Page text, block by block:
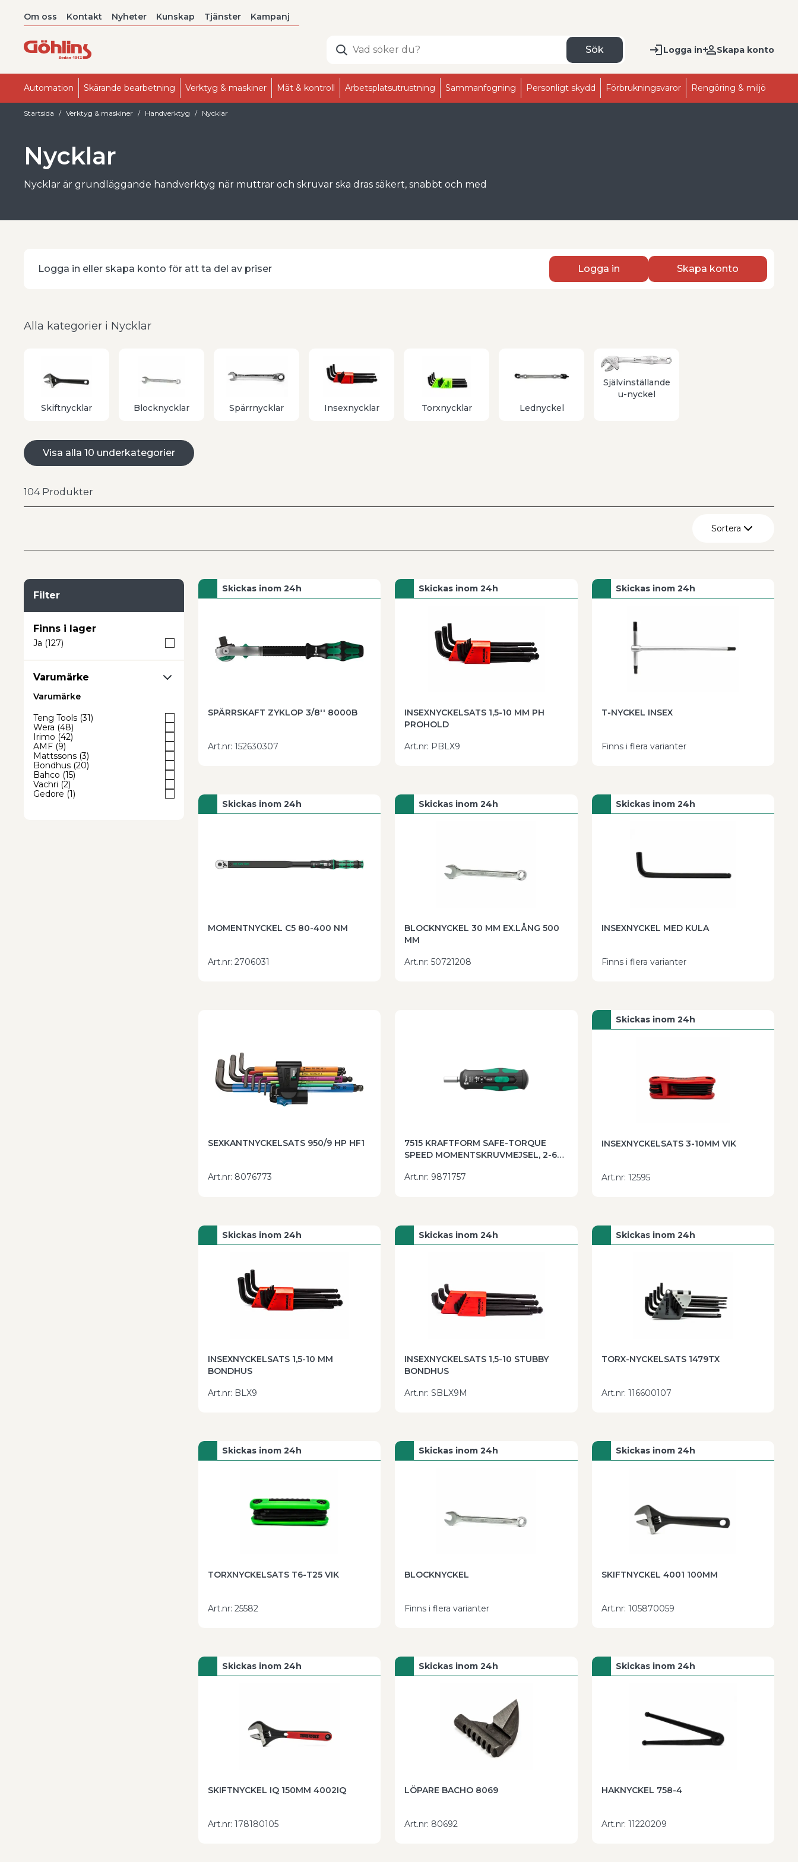
Om oss Kontakt Nyheter Kunskap Tjänster Kampanj
Sök Logga in Skapa konto
Automation Skärande bearbetning Verktyg & maskiner Mät & kontroll Arbetsplatsutrustning Sammanfogning Personligt skydd Förbrukningsvaror Rengöring & miljö
Startsida Verktyg & maskiner Handverktyg Nycklar
Nycklar
Nycklar är grundläggande handverktyg när muttrar och skruvar ska dras säkert, snabbt och med
hållfasthet och lång livslängd. Sortimentet kompletteras med klassiska skiftnycklar från bland annat
Blocknycklar i kromvanadinstål för kraftfull åtdragning och lossning
Insexnycklar och insexnyckelsatser för maskinskruv och maskinkomponenter
Torxnycklar för moderna fästelement i maskiner och fordon
Haknycklar och självinställande U-nycklar för låsmuttrar och specialmuttrar
Lednycklar, u-ringspärrnycklar samt ledhandtag och spärrnycklar för trånga utrymmen
Fördelar med rätt nycklar
korrekta moment i allt från montage och service till löpande underhåll.
Göhlins har ett brett sortiment av nycklar för professionell användning och hjälper dig gärna att
välja rätt typ, dimension och sats för din verksamhet.Kontakta ossför rådgivning eller beställ direkt
i webbshoppen.
Logga in eller skapa konto för att ta del av priser Logga in Skapa konto
Alla kategorier i Nycklar
Skiftnycklar Blocknycklar Spärrnycklar Insexnycklar Torxnycklar Lednyckel
Självinställande
u-nyckel
Visa alla 10 underkategorier
104 Produkter
Sortera
Filter
Finns i lager
Ja (127)
Varumärke
Varumärke
Teng Tools (31)
Wera (48)
Irimo (42)
AMF (9)
Mattssons (3)
Bondhus (20)
Bahco (15)
Vachri (2)
Gedore (1)
Skickas inom 24h
SPÄRRSKAFT ZYKLOP 3/8'' 8000B
Art.nr: 152630307
Skickas inom 24h
INSEXNYCKELSATS 1,5-10 MM PH
PROHOLD
Art.nr: PBLX9
Skickas inom 24h
T-NYCKEL INSEX
Finns i flera varianter
Skickas inom 24h
MOMENTNYCKEL C5 80-400 NM
Art.nr: 2706031
Skickas inom 24h
BLOCKNYCKEL 30 MM EX.LÅNG 500
MM
Art.nr: 50721208
Skickas inom 24h
INSEXNYCKEL MED KULA
Finns i flera varianter
SEXKANTNYCKELSATS 950/9 HP HF1
Art.nr: 8076773
7515 KRAFTFORM SAFE-TORQUE
SPEED MOMENTSKRUVMEJSEL, 2-6
Art.nr: 9871757
Skickas inom 24h
INSEXNYCKELSATS 3-10MM VIK
Art.nr: 12595
Skickas inom 24h
INSEXNYCKELSATS 1,5-10 MM
BONDHUS
Art.nr: BLX9
Skickas inom 24h
INSEXNYCKELSATS 1,5-10 STUBBY
BONDHUS
Art.nr: SBLX9M
Skickas inom 24h
TORX-NYCKELSATS 1479TX
Art.nr: 116600107
Skickas inom 24h
TORXNYCKELSATS T6-T25 VIK
Art.nr: 25582
Skickas inom 24h
BLOCKNYCKEL
Finns i flera varianter
Skickas inom 24h
SKIFTNYCKEL 4001 100MM
Art.nr: 105870059
Skickas inom 24h
SKIFTNYCKEL IQ 150MM 4002IQ
Art.nr: 178180105
Skickas inom 24h
LÖPARE BACHO 8069
Art.nr: 80692
Skickas inom 24h
HAKNYCKEL 758-4
Art.nr: 11220209